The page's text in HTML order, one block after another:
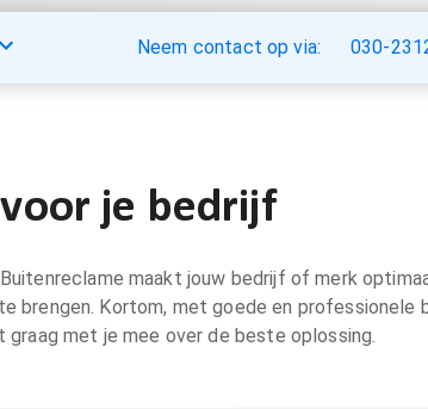
Neem contact op via: 030-
je bedrijf
maakt jouw bedrijf of merk
Kortom, met goede en professionele
met je mee over de beste oplossing.